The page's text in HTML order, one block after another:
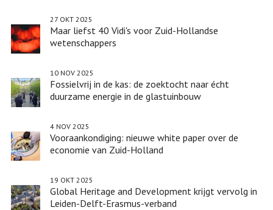
Maar liefst 40 Vidi's voor Zuid-Hollandse
wetenschappers
27 OKT 2025
Fossielvrij in de kas: de zoektocht naar écht
duurzame energie in de glastuinbouw
10 NOV 2025
Vooraankondiging: nieuwe white paper over de
economie van Zuid-Holland
4 NOV 2025
Global Heritage and Development krijgt vervolg in
Leiden-Delft-Erasmus-verband
19 OKT 2025